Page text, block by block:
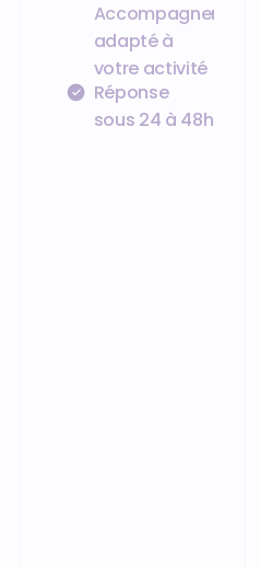
Accompagnement
adapté à
votre activité
Réponse
sous 24 à 48h